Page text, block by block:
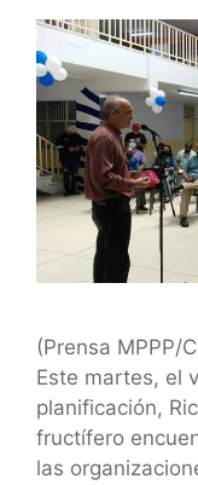
(Prensa MPPP/
Este martes, el
planificación,
fructífero
las